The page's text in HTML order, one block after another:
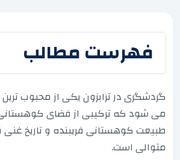
فهرست مطالب
گردشگری در ترابزون یکی از محبوب
می شود که ترکیبی از فضای کوهستانی
طبیعت کوهستانی فریبنده و تاریخ
متوالی است.